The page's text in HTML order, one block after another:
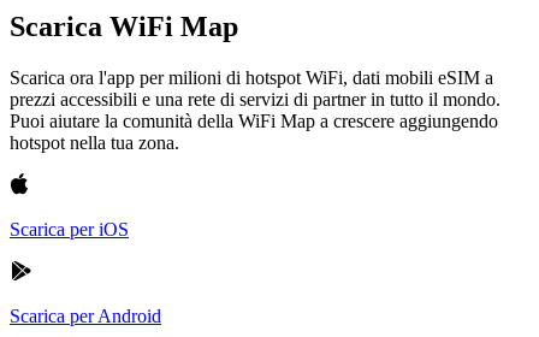
Scarica WiFi Map
Scarica ora l'app per milioni di hotspot WiFi, dati mobili eSIM a
prezzi accessibili e una rete di servizi di partner in tutto il mondo.
Puoi aiutare la comunità della WiFi Map a crescere aggiungendo
hotspot nella tua zona.
Scarica per iOS
Scarica per Android